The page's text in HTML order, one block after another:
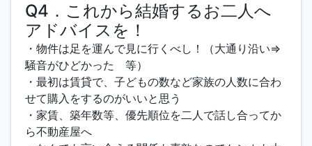
Q4．これから結婚するお二人へ
アドバイスを！
・物件は足を運んで見に行くべし！（大通り沿い⇒
騒音がひどかった 等）
・最初は賃貸で、子どもの数など家族の人数に合わ
せて購入をするのがいいと思う
・家賃、築年数等、優先順位を二人で話し合ってか
ら不動産屋へ